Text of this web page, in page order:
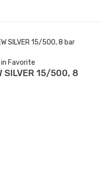
Favorite
SILVER 15/500, 8